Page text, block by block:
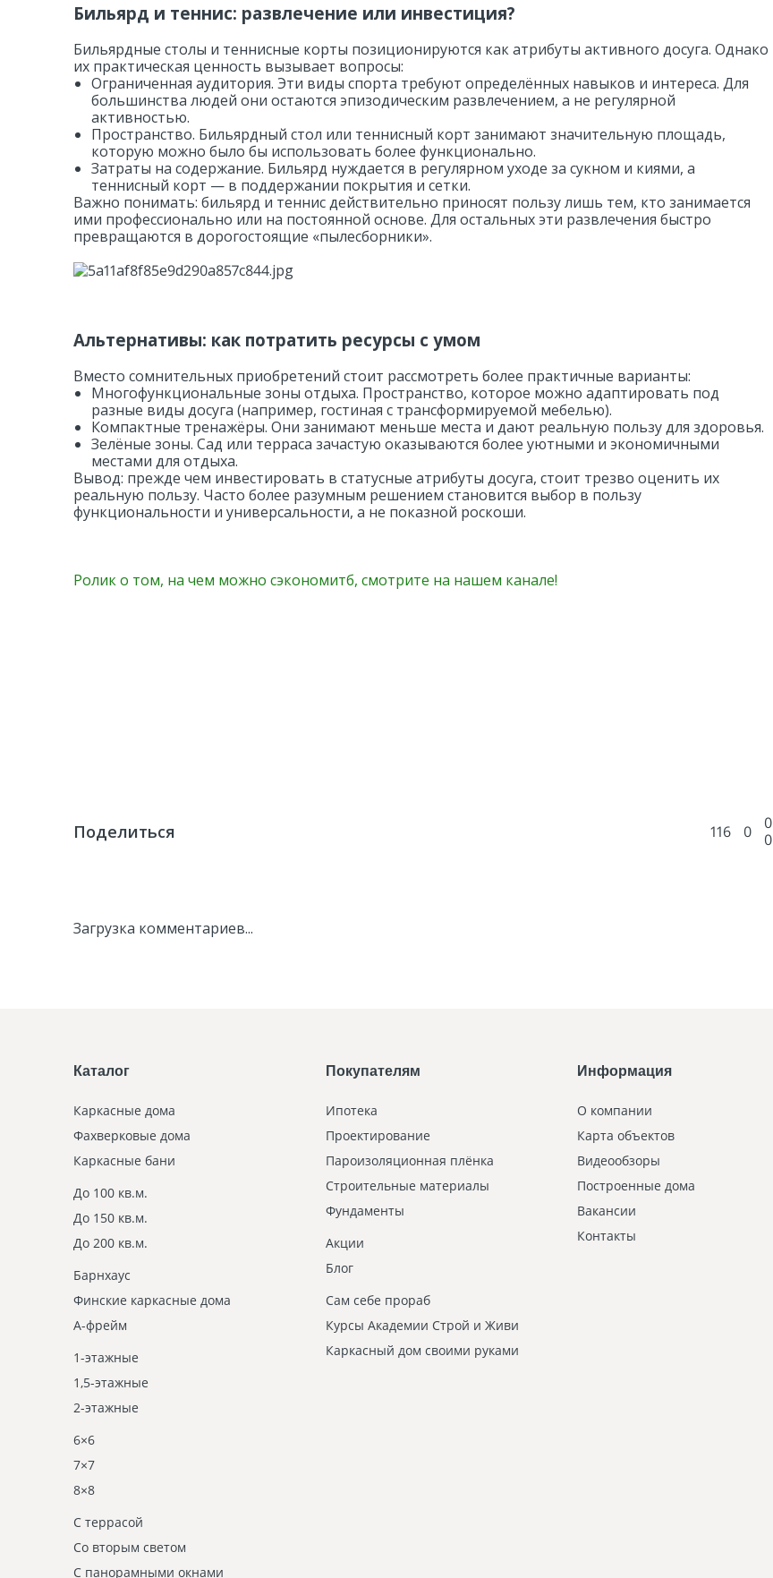
Бильярд и теннис: развлечение или инвестиция?
Бильярдные столы и теннисные корты позиционируются как атрибуты активного досуга. Однако
их практическая ценность вызывает вопросы:
Ограниченная аудитория. Эти виды спорта требуют определённых навыков и интереса. Для
большинства людей они остаются эпизодическим развлечением, а не регулярной
активностью.
Пространство. Бильярдный стол или теннисный корт занимают значительную площадь,
которую можно было бы использовать более функционально.
Затраты на содержание. Бильярд нуждается в регулярном уходе за сукном и киями, а
теннисный корт — в поддержании покрытия и сетки.
Важно понимать: бильярд и теннис действительно приносят пользу лишь тем, кто занимается
ими профессионально или на постоянной основе. Для остальных эти развлечения быстро
превращаются в дорогостоящие «пылесборники».
Альтернативы: как потратить ресурсы с умом
Вместо сомнительных приобретений стоит рассмотреть более практичные варианты:
Многофункциональные зоны отдыха. Пространство, которое можно адаптировать под
разные виды досуга (например, гостиная с трансформируемой мебелью).
Компактные тренажёры. Они занимают меньше места и дают реальную пользу для здоровья.
Зелёные зоны. Сад или терраса зачастую оказываются более уютными и экономичными
местами для отдыха.
Вывод: прежде чем инвестировать в статусные атрибуты досуга, стоит трезво оценить их
реальную пользу. Часто более разумным решением становится выбор в пользу
функциональности и универсальности, а не показной роскоши.
Ролико том, на чем можно сэкономитб, смотрите на нашем канале!
Поделиться 116 0
0
0
Загрузка комментариев...
Каталог
Каркасные дома
Фахверковые дома
Каркасные бани
До 100 кв.м.
До 150 кв.м.
До 200 кв.м.
Барнхаус
Финские каркасные дома
А-фрейм
1-этажные
1,5-этажные
2-этажные
6×6
7×7
8×8
С террасой
Со вторым светом
С панорамными окнами
Покупателям
Ипотека
Проектирование
Пароизоляционная плёнка
Строительные материалы
Фундаменты
Акции
Блог
Сам себе прораб
Курсы Академии Строй и Живи
Каркасный дом своими руками
Информация
О компании
Карта объектов
Видеообзоры
Построенные дома
Вакансии
Контакты